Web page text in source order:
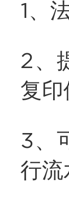
1、
2、
复印
3、
行流